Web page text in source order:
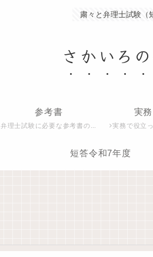
粛々と弁理士試験（
さかいろ
参考書
弁理士試験に必要な参考書の紹介
実
実務で役立
短答令和7年度